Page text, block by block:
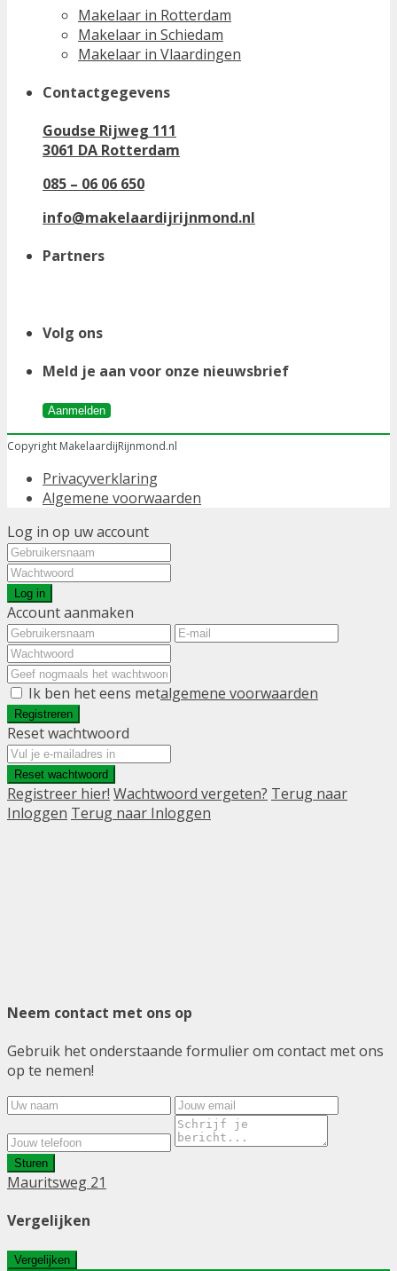
Makelaar in Rotterdam
Makelaar in Schiedam
Makelaar in Vlaardingen
Contactgegevens
Goudse Rijweg 111
3061 DA Rotterdam
085 – 06 06 650
info@makelaardijrijnmond.nl
Partners
Volg ons
Meld je aan voor onze nieuwsbrief
Aanmelden
Copyright MakelaardijRijnmond.nl
Privacyverklaring
Algemene voorwaarden
Log in op uw account
Log in
Account aanmaken
Ik ben het eens metalgemene voorwaarden
Registreren
Reset wachtwoord
Reset wachtwoord
Registreer hier! Wachtwoord vergeten? Terug naar
Inloggen Terug naar Inloggen
Neem contact met ons op
Gebruik het onderstaande formulier om contact met ons
op te nemen!
Sturen
Mauritsweg 21
Vergelijken
Vergelijken